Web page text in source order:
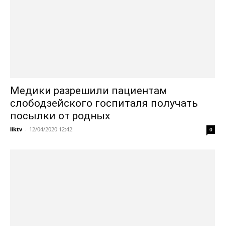
Медики разрешили пациентам
слободзейского госпиталя получать
посылки от родных
liktv - 12/04/2020 12:42 0